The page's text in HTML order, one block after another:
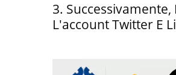
3.
L'account Twitter E